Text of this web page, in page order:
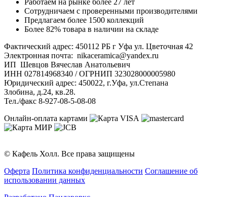
Работаем на рынке более 27 лет
Сотрудничаем с проверенными производителями
Предлагаем более 1500 коллекций
Более 82% товара в наличии на складе
Фактический адрес: 450112 РБ г Уфа ул. Цветочная 42
Электронная почта: nikaceramica@yandex.ru
ИП Шевцов Вячеслав Анатольевич
ИНН 027814968340 / ОГРНИП 323028000005980
Юридический адрес: 450022, г.Уфа, ул.Степана
Злобина, д.24, кв.28.
Тел./факс 8-927-08-5-08-08
Онлайн-оплата картами
© Кафель Холл. Все права защищены
Оферта Политика конфиденциальности Соглашение об
использовании данных